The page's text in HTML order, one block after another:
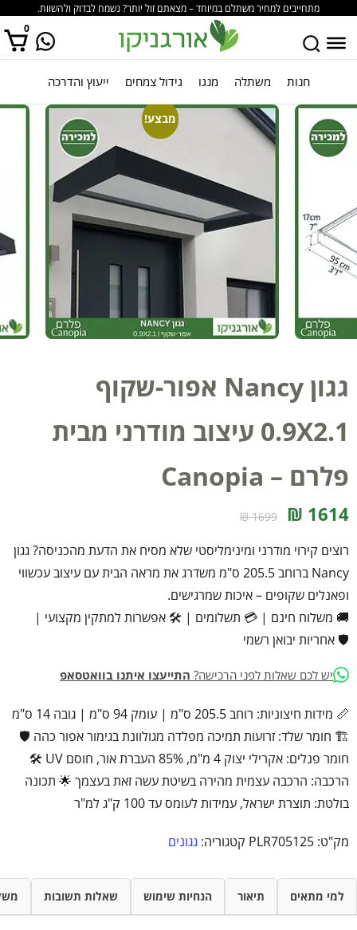
מתחייבים למחיר משתלם במיוחד – מצאתם זול יותר? נשמח לבדוק ולהשוות.
0
אין מוצרים בסל הקניות. חנות משתלה מנגו גידול צמחים ייעוץ והדרכה
מבצע!
גגון Nancy אפור-שקוף
0.9X2.1 עיצוב מודרני מבית
פלרם – Canopia
1614 ₪
1699 ₪
רוצים קירוי מודרני ומינימליסטי שלא מסיח את הדעת מהכניסה? גגון
Nancy ברוחב 205.5 ס"מ משדרג את מראה הבית עם עיצוב עכשווי
ופאנלים שקופים – איכות שמרגישים.
🚚 משלוח חינם | 💳 תשלומים | 🛠️ אפשרות למתקין מקצועי |
🛡️ אחריות יבואן רשמי
יש לכם שאלות לפני הרכישה? התייעצו איתנו בוואטסאפ
📏 מידות חיצוניות: רוחב 205.5 ס"מ | עומק 94 ס"מ | גובה 14 ס"מ
🏗️ חומר שלד: זרועות תמיכה מפלדה מגולוונת בגימור אפור כהה 🛡️
חומר פנלים: אקרילי יצוק 4 מ"מ, 85% העברת אור, חוסם UV 🛠️
הרכבה: הרכבה עצמית מהירה בשיטת עשה זאת בעצמך 🌟 תכונה
בולטת: תוצרת ישראל, עמידות לעומס עד 100 ק"ג למ"ר
מק"ט: PLR705125 קטגוריה: גגונים
למי מתאים תיאור הנחיות שימוש שאלות תשובות